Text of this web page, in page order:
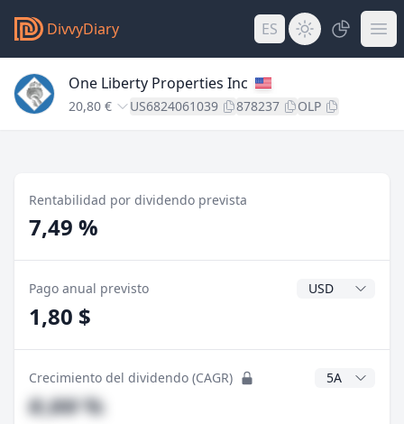
DivvyDiary ES
One Liberty Properties Inc
20,80 € US6824061039 878237 OLP
Rentabilidad por dividendo prevista
7,49 %
Pago anual previsto Divisa del
1,80 $
Crecimiento del dividendo (CAGR) Años CAGR
#,## %